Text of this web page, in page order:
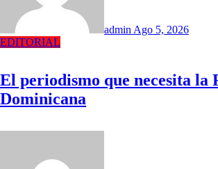
admin Ago 5, 2026
EDITORIAL
El periodismo que necesita la
Dominicana